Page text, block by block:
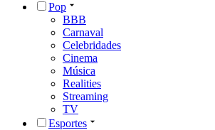
Pop
BBB
Carnaval
Celebridades
Cinema
Música
Realities
Streaming
TV
Esportes